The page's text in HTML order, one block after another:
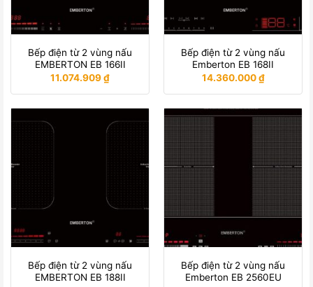
Bếp điện từ 2 vùng nấu
EMBERTON EB 166II
11.074.909₫
Bếp điện từ 2 vùng nấu
Emberton EB 168II
14.360.000₫
Bếp điện từ 2 vùng nấu
EMBERTON EB 188II
Bếp điện từ 2 vùng nấu
Emberton EB 2560EU